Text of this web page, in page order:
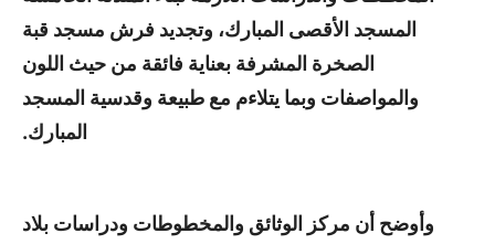
المسجد الأقصى المبارك، وتجديد فرش مسجد قبة
الصخرة المشرفة بعناية فائقة من حيث اللون
والمواصفات وبما يتلاءم مع طبيعة وقدسية المسجد
المبارك.
وأوضح أن مركز الوثائق والمخطوطات ودراسات بلاد